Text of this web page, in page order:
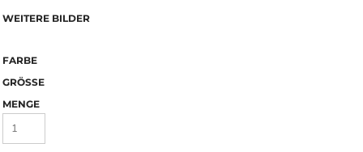
WEITERE BILDER
FARBE
GRÖSSE
MENGE